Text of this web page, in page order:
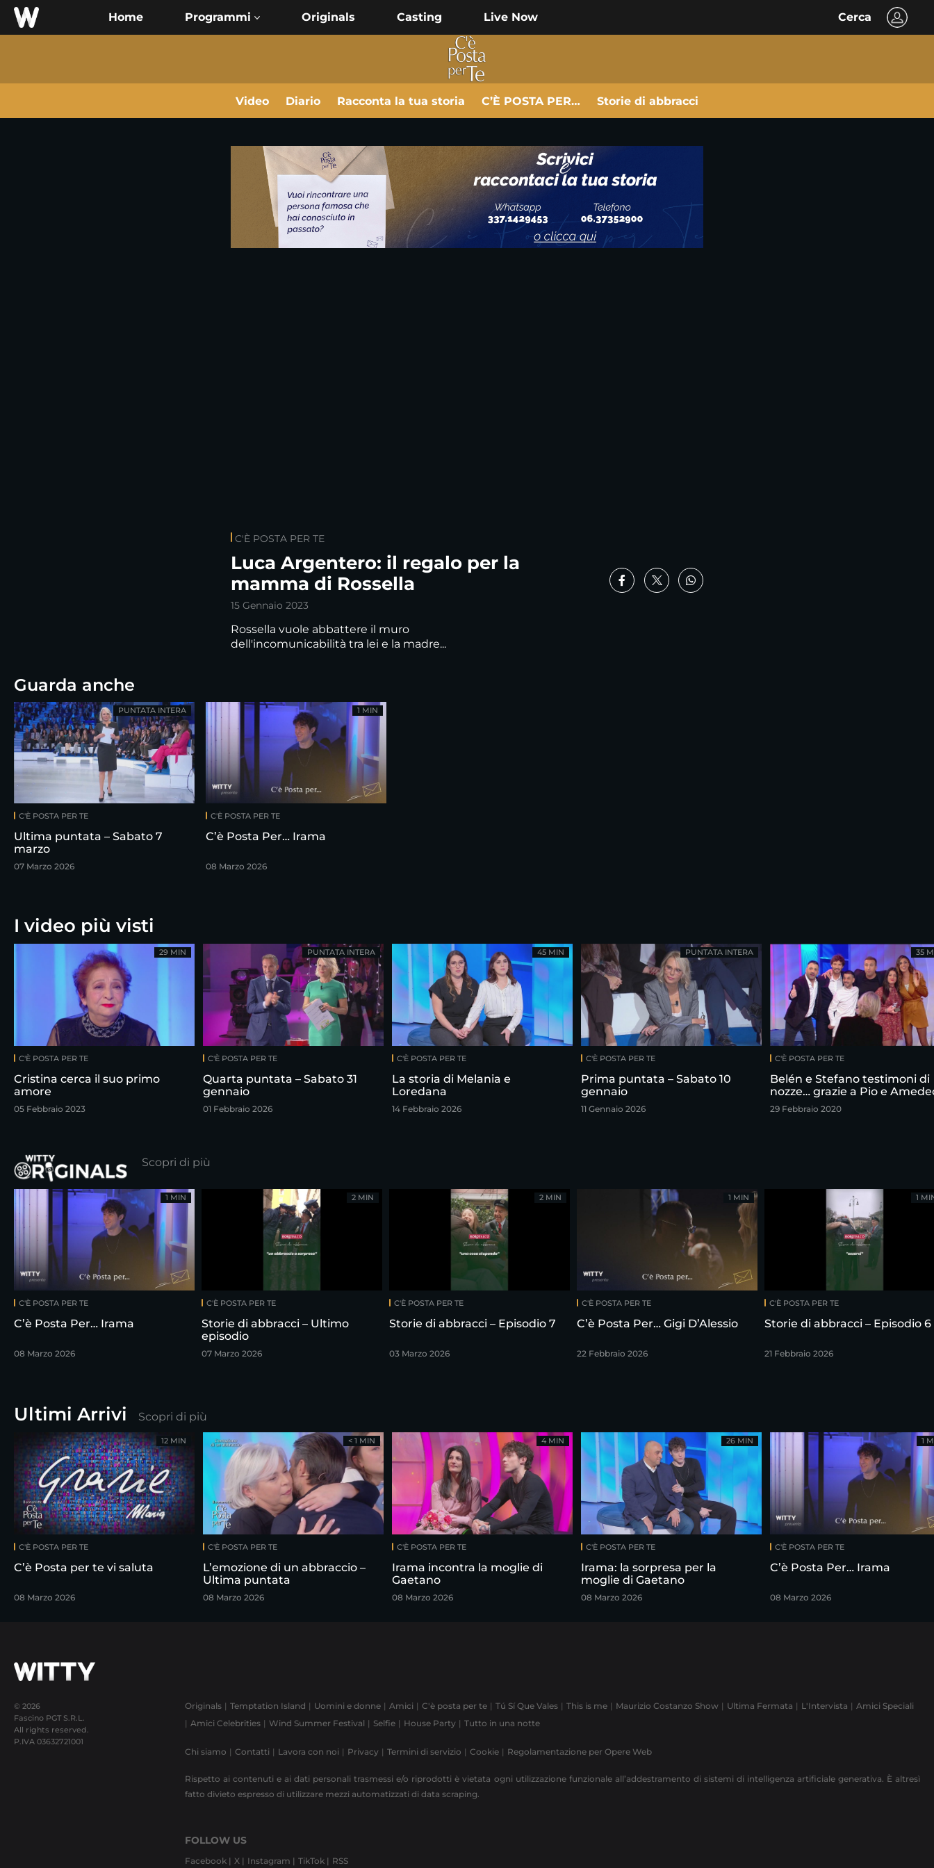
Home Originals Casting Live Now Cerca
Video Diario Racconta la tua storia C’È POSTA PER… Storie di abbracci
C'È POSTA PER TE
Luca Argentero: il regalo per la
mamma di Rossella
15 Gennaio 2023
Rossella vuole abbattere il muro
dell'incomunicabilità tra lei e la madre...
Guarda anche
C'È POSTA PER TE
Ultima puntata – Sabato 7
marzo
07 Marzo 2026
PUNTATA INTERA
C'È POSTA PER TE
C’è Posta Per… Irama
08 Marzo 2026
1 MIN
I video più visti
C'È POSTA PER TE
Cristina cerca il suo primo
amore
05 Febbraio 2023
29 MIN
C'È POSTA PER TE
Quarta puntata – Sabato 31
gennaio
01 Febbraio 2026
PUNTATA INTERA
C'È POSTA PER TE
La storia di Melania e
Loredana
14 Febbraio 2026
45 MIN
C'È POSTA PER TE
Prima puntata – Sabato 10
gennaio
11 Gennaio 2026
PUNTATA INTERA
C'È POSTA PER TE
Belén e Stefano testimoni di
nozze… grazie a Pio e
29 Febbraio 2020
35
Scopri di più
C'È POSTA PER TE
C’è Posta Per… Irama
08 Marzo 2026
1 MIN
C'È POSTA PER TE
Storie di abbracci – Ultimo
episodio
07 Marzo 2026
2 MIN
C'È POSTA PER TE
Storie di abbracci – Episodio 7
03 Marzo 2026
2 MIN
C'È POSTA PER TE
C’è Posta Per… Gigi D’Alessio
22 Febbraio 2026
1 MIN
C'È POSTA PER TE
Storie di abbracci – Episodio 6
21 Febbraio 2026
1
Ultimi Arrivi Scopri di più
C'È POSTA PER TE
C’è Posta per te vi saluta
08 Marzo 2026
12 MIN
C'È POSTA PER TE
L’emozione di un abbraccio –
Ultima puntata
08 Marzo 2026
< 1 MIN
C'È POSTA PER TE
Irama incontra la moglie di
Gaetano
08 Marzo 2026
4 MIN
C'È POSTA PER TE
Irama: la sorpresa per la
moglie di Gaetano
08 Marzo 2026
26 MIN
C'È POSTA PER TE
C’è Posta Per… Irama
08 Marzo 2026
1
© 2026
Fascino PGT S.R.L.
All rights reserved.
P.IVA 03632721001
Originals Temptation Island Uomini e donne Amici C'è posta per te Tú Sí Que Vales This is me Maurizio Costanzo Show Ultima Fermata L'Intervista
Amici Speciali
Amici Celebrities
Wind Summer Festival Selfie House Party Tutto in una notte
Chi siamo Contatti Lavora con noi Privacy Termini di servizio Cookie Regolamentazione per Opere Web
Rispetto ai contenuti e ai dati personali trasmessi e/o riprodotti è vietata ogni utilizzazione funzionale all’addestramento di sistemi di intelligenza artificiale generativa. È altresì
fatto divieto espresso di utilizzare mezzi automatizzati di data scraping.
FOLLOW US
Facebook | X | Instagram | TikTok | RSS